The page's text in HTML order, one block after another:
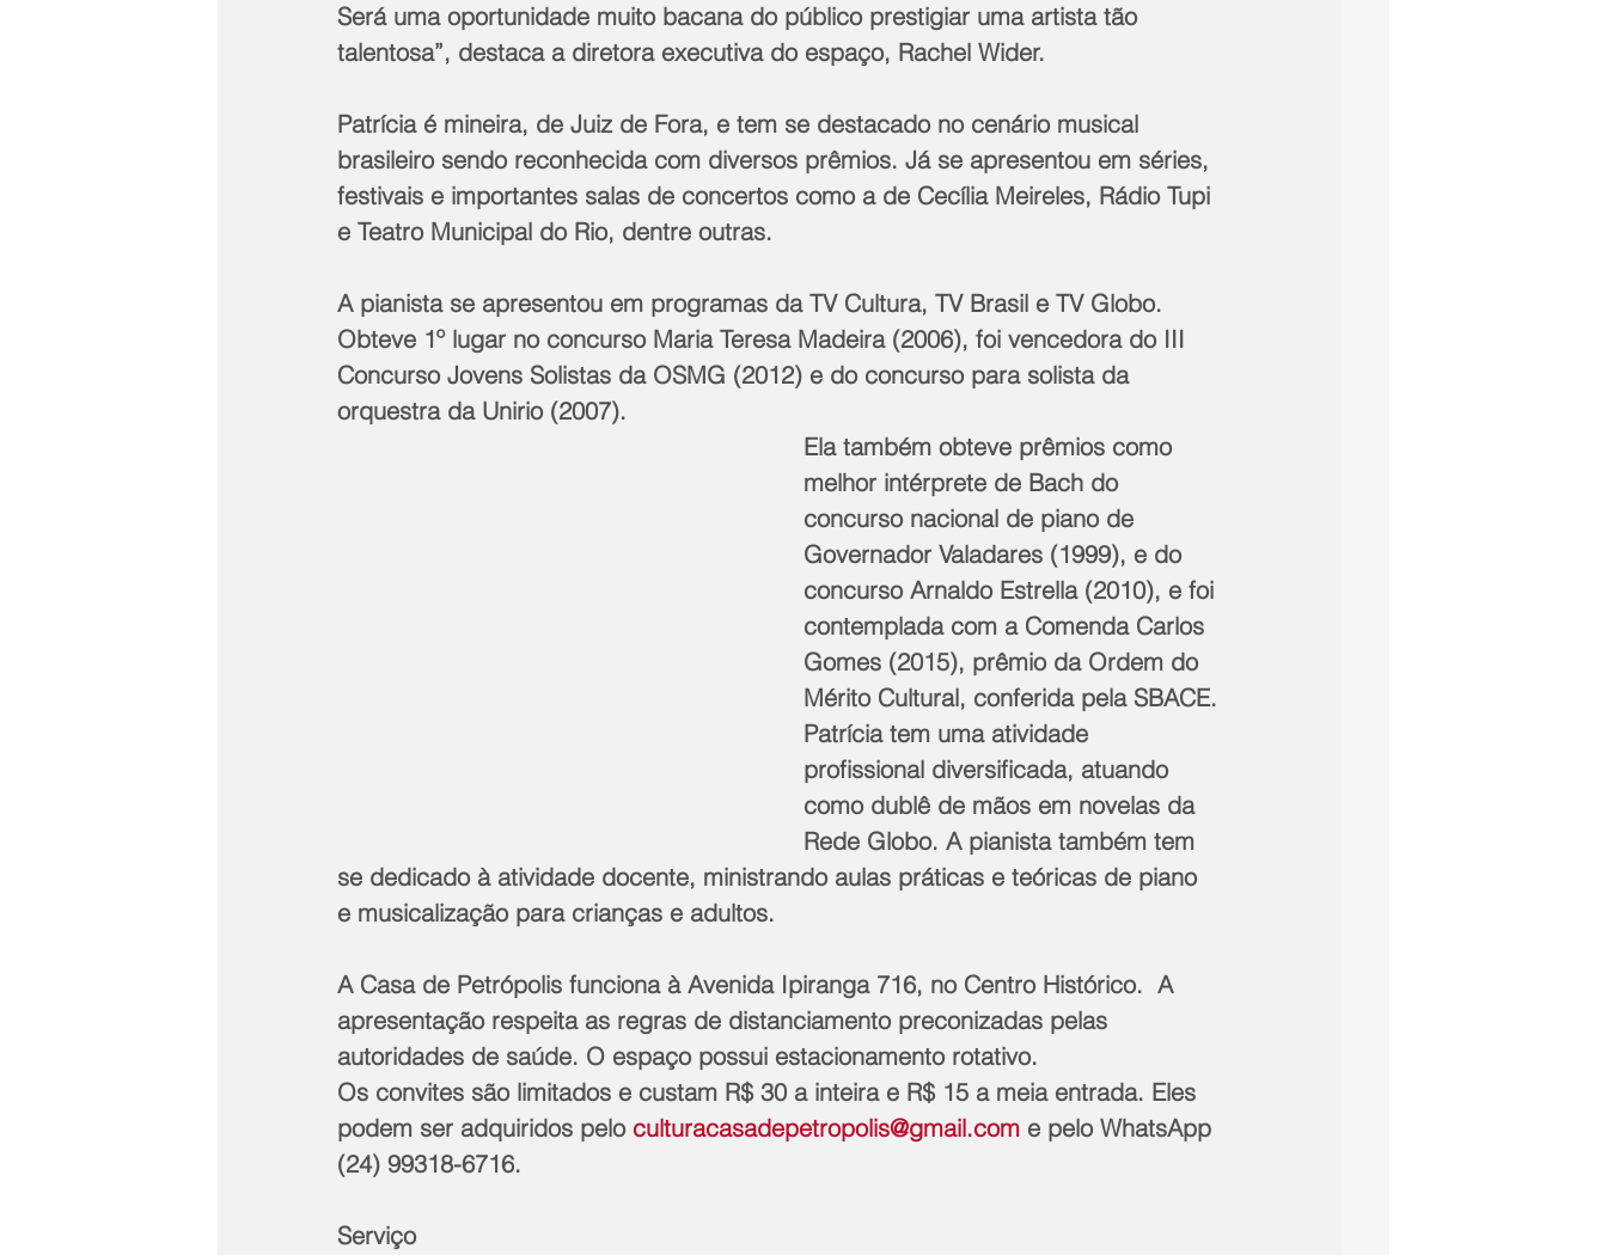
Será uma oportunidade muito bacana do público prestigiar uma artista tão
talentosa”, destaca a diretora executiva do espaço, Rachel Wider.
Patrícia é mineira, de Juiz de Fora, e tem se destacado no cenário musical
brasileiro sendo reconhecida com diversos prêmios. Já se apresentou em séries,
festivais e importantes salas de concertos como a de Cecília Meireles, Rádio Tupi
e Teatro Municipal do Rio, dentre outras.
A pianista se apresentou em programas da TV Cultura, TV Brasil e TV Globo.
Obteve 1º lugar no concurso Maria Teresa Madeira (2006), foi vencedora do III
Concurso Jovens Solistas da OSMG (2012) e do concurso para solista da
orquestra da Unirio (2007).
Ela também obteve prêmios como
melhor intérprete de Bach do
concurso nacional de piano de
Governador Valadares (1999), e do
concurso Arnaldo Estrella (2010), e foi
contemplada com a Comenda Carlos
Gomes (2015), prêmio da Ordem do
Mérito Cultural, conferida pela SBACE.
Patrícia tem uma atividade
profissional diversificada, atuando
como dublê de mãos em novelas da
Rede Globo. A pianista também tem
se dedicado à atividade docente, ministrando aulas práticas e teóricas de piano
e musicalização para crianças e adultos.
A Casa de Petrópolis funciona à Avenida Ipiranga 716, no Centro Histórico.  A
apresentação respeita as regras de distanciamento preconizadas pelas
autoridades de saúde. O espaço possui estacionamento rotativo.
Os convites são limitados e custam R$ 30 a inteira e R$ 15 a meia entrada. Eles
podem ser adquiridos pelo culturacasadepetropolis@gmail.com e pelo WhatsApp
(24) 99318-6716.
Serviço